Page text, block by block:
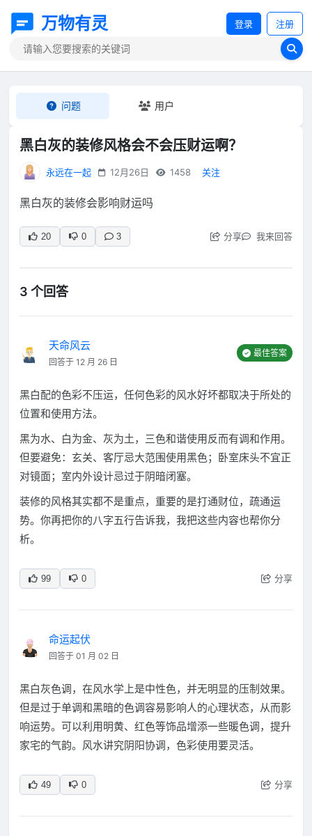
万物有灵 登录 注册
问题 用户
黑白灰的装修风格会不会压财运啊？
永远在一起 12月26日 1458 关注
黑白灰的装修会影响财运吗
20 0 3 分享 我来回答
3 个回答
天命风云
回答于 12 月 26 日
最佳答案
黑白配的色彩不压运，任何色彩的风水好坏都取决于所处的
位置和使用方法。
黑为水、白为金、灰为土，三色和谐使用反而有调和作用。
但要避免：玄关、客厅忌大范围使用黑色；卧室床头不宜正
对镜面；室内外设计忌过于阴暗闭塞。
装修的风格其实都不是重点，重要的是打通财位，疏通运
势。你再把你的八字五行告诉我，我把这些内容也帮你分
析。
99 0 分享
命运起伏
回答于 01 月 02 日
黑白灰色调，在风水学上是中性色，并无明显的压制效果。
但是过于单调和黑暗的色调容易影响人的心理状态，从而影
响运势。可以利用明黄、红色等饰品增添一些暖色调，提升
家宅的气韵。风水讲究阴阳协调，色彩使用要灵活。
49 0 分享